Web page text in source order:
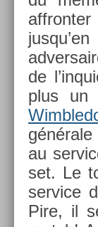
de
plus un
au
set. Le
ser­vice
Pire, il